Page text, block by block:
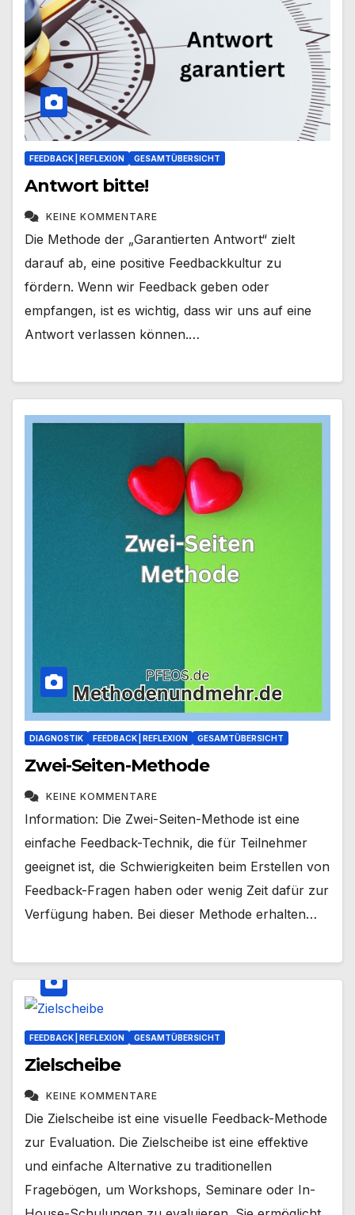
FEEDBACK | REFLEXION GESAMTÜBERSICHT
Antwort bitte!
KEINE KOMMENTARE
Die Methode der „Garantierten Antwort“ zielt
darauf ab, eine positive Feedbackkultur zu
fördern. Wenn wir Feedback geben oder
empfangen, ist es wichtig, dass wir uns auf eine
Antwort verlassen können.…
DIAGNOSTIK FEEDBACK | REFLEXION GESAMTÜBERSICHT
Zwei-Seiten-Methode
KEINE KOMMENTARE
Information: Die Zwei-Seiten-Methode ist eine
einfache Feedback-Technik, die für Teilnehmer
geeignet ist, die Schwierigkeiten beim Erstellen von
Feedback-Fragen haben oder wenig Zeit dafür zur
Verfügung haben. Bei dieser Methode erhalten…
FEEDBACK | REFLEXION GESAMTÜBERSICHT
Zielscheibe
KEINE KOMMENTARE
Die Zielscheibe ist eine visuelle Feedback-Methode
zur Evaluation. Die Zielscheibe ist eine effektive
und einfache Alternative zu traditionellen
Fragebögen, um Workshops, Seminare oder In-